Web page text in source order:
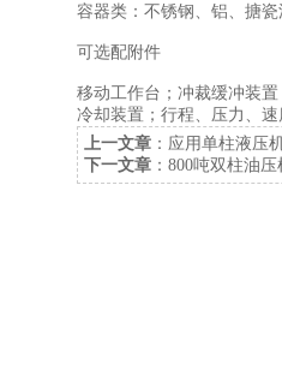
容器类：不锈钢、铝、搪
可选配附件
移动工作台；冲裁缓冲装
冷却装置；行程、压力、
上一文章 ： 应用单柱液压
下一文章 ： 800吨双柱油